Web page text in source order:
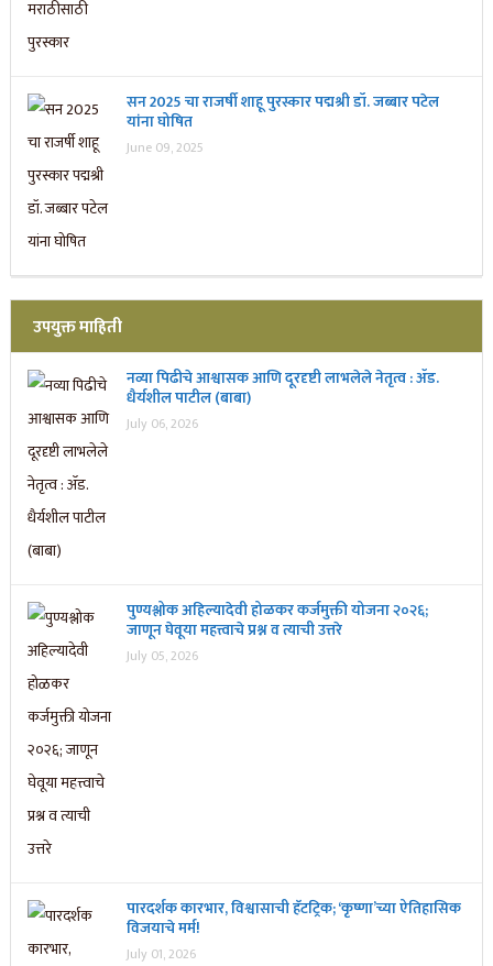
सन 2025 चा राजर्षी शाहू पुरस्कार प‌द्मश्री डॉ. जब्बार पटेल
यांना घोषित
June 09, 2025
उपयुक्त माहिती
नव्या पिढीचे आश्वासक आणि दूरदृष्टी लाभलेले नेतृत्व : ॲड.
धैर्यशील पाटील (बाबा)
July 06, 2026
पुण्यश्लोक अहिल्यादेवी होळकर कर्जमुक्ती योजना २०२६;
जाणून घेवूया महत्त्वाचे प्रश्न व त्याची उत्तरे
July 05, 2026
पारदर्शक कारभार, विश्वासाची हॅटट्रिक; ‘कृष्णा’च्या ऐतिहासिक
विजयाचे मर्म!
July 01, 2026